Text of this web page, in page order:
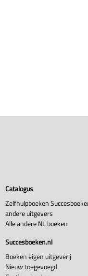
Catalogus
Zelfhulpboeken
andere uitgevers
Alle andere NL boeken
Succesboeken.nl
Boeken eigen uitgeverij
Nieuw toegevoegd